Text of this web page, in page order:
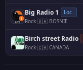
Big Radio 1
Loc.
Rock·🇧🇦 BOSNIE
Birch street Radio
Rock·🇨🇦 CANADA